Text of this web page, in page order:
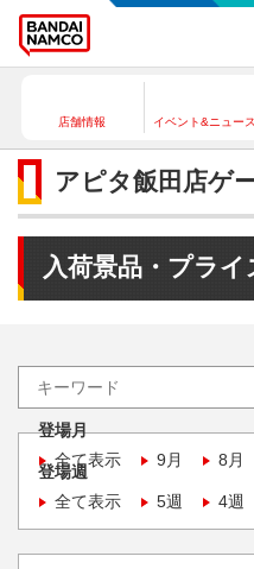
店舗情報 イベント&ニュース
アピタ飯田店ゲ
入荷景品・プライ
登場月
全て表示
9月 8月
登場週
全て表示
5週 4週